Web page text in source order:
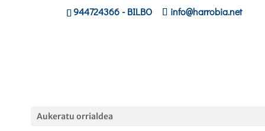
944724366- BILBO info@harrobia.net
Aukeratu orrialdea